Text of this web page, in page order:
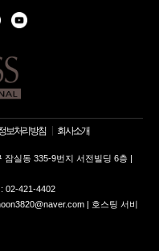
보처리방침 회사소개
실동 335-9번지 서전빌딩 6층 |
02-421-4402
| 호스팅 서비